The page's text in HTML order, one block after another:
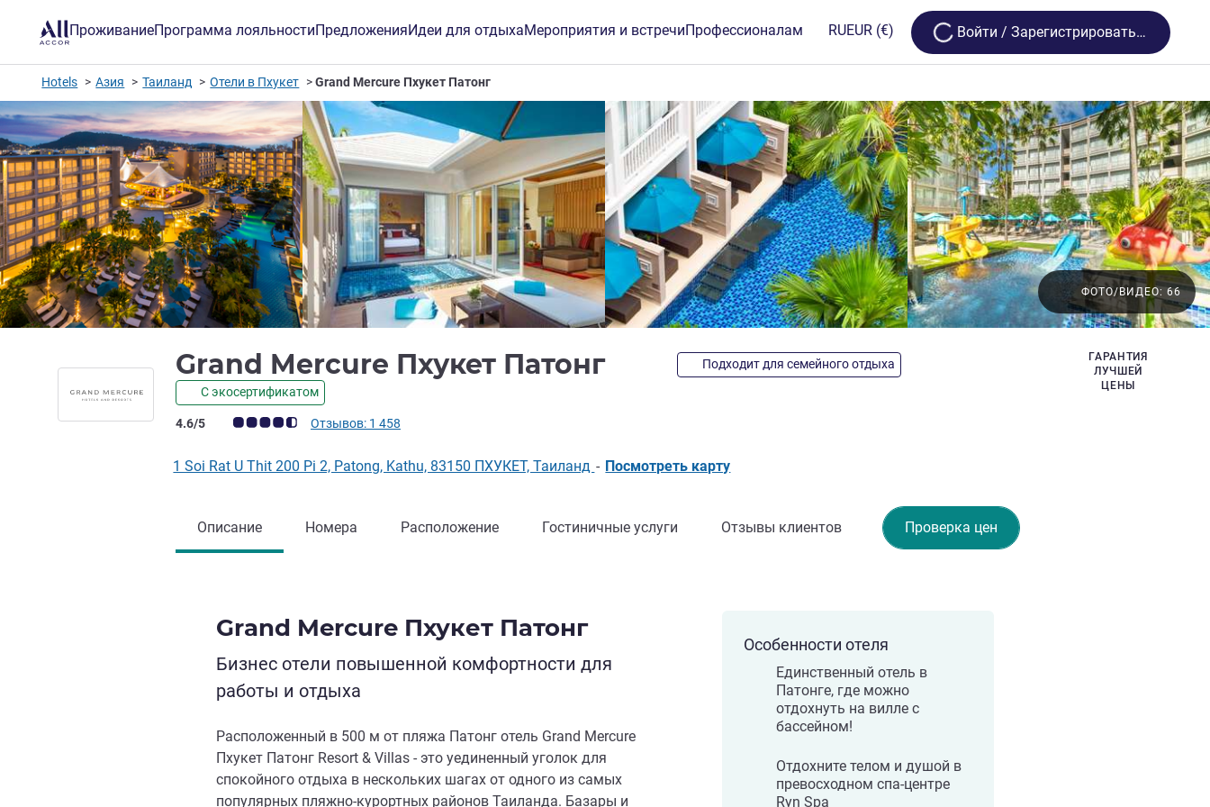
ПроживаниеПрограмма лояльностиПредложенияИдеи для отдыхаМероприятия и встречиПрофессионалам RUEUR (€) Loading...
Bойти / Зарегистрироваться
Hotels Азия Таиланд Отели в Пхукет Grand Mercure Пхукет Патонг
Grand Mercure Пхукет Патонг 5 звездыПодходит для семейного отдыха
С экосертификатом
Примечание: отзывы клиентов (Рейтинг ALL)
4.6/5 Отзывов: 1 458
ГАРАНТИЯ
ЛУЧШЕЙ
ЦЕНЫ
ФОТО/ВИДЕО: 66
1 Soi Rat U Thit 200 Pi 2, Patong, Kathu, 83150 ПХУКЕТ, Таиланд - Посмотреть карту
Проверка цен
Описание Номера Расположение Гостиничные услуги Отзывы клиентов
Grand Mercure Пхукет Патонг
Бизнес отели повышенной комфортности для
работы и отдыха
Расположенный в 500 м от пляжа Патонг отель Grand Mercure
Пхукет Патонг Resort & Villas - это уединенный уголок для
спокойного отдыха в нескольких шагах от одного из самых
популярных пляжно-курортных районов Таиланда. Базары и
Особенности отеля
Единственный отель в
Патонге, где можно
отдохнуть на вилле с
бассейном!
Отдохните телом и душой в
превосходном спа-центре
Ryn Spa